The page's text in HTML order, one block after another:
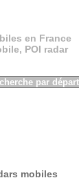
en France
POI radar
par
mobiles